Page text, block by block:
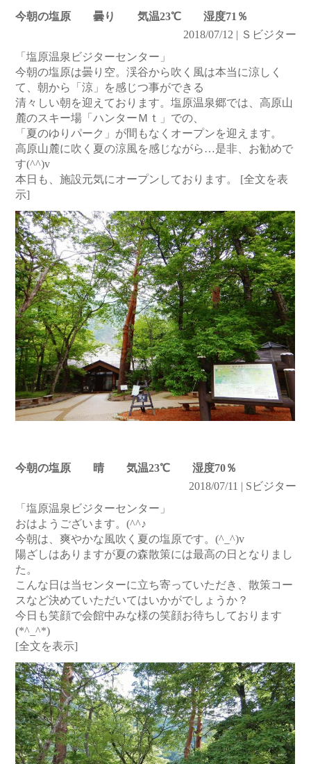
今朝の塩原 曇り 気温23℃ 湿度71％
2018/07/12 | Ｓビジター
「塩原温泉ビジターセンター」
今朝の塩原は曇り空。渓谷から吹く風は本当に涼しく
て、朝から「涼」を感じつ事ができる
清々しい朝を迎えております。塩原温泉郷では、高原山
麓のスキー場「ハンターＭｔ」での、
「夏のゆりパーク」が間もなくオープンを迎えます。
高原山麓に吹く夏の涼風を感じながら…是非、お勧めで
す(^^)v
本日も、施設元気にオープンしております。 [全文を表
示]
今朝の塩原 晴 気温23℃ 湿度70％
2018/07/11 | Sビジター
「塩原温泉ビジターセンター」
おはようございます。(^^♪
今朝は、爽やかな風吹く夏の塩原です。(^_^)v
陽ざしはありますが夏の森散策には最高の日となりまし
た。
こんな日は当センターに立ち寄っていただき、散策コー
スなど決めていただいてはいかがでしょうか？
今日も笑顔で会館中みな様の笑顔お待ちしております
(*^_^*)
[全文を表示]